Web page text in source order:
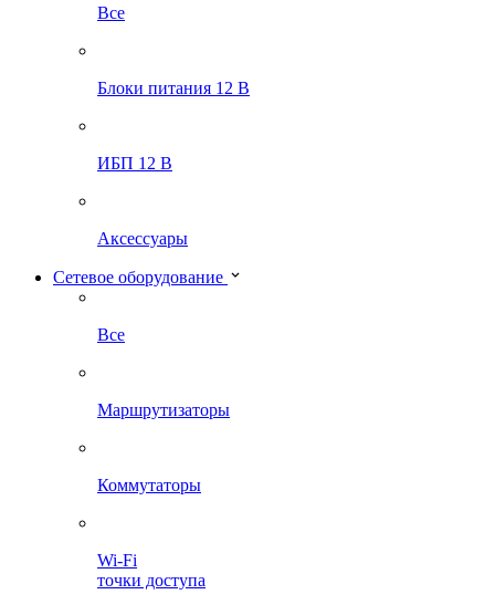
Все
Блоки питания 12 В
ИБП 12 В
Аксессуары
Сетевое оборудование
Все
Маршрутизаторы
Коммутаторы
Wi-Fi
точки доступа